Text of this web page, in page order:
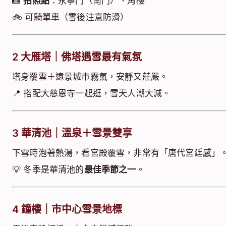
🚲 可騎單車（雪後注意防滑）
2 大雁塔｜佛塔遇雪最有氣氛
塔身覆雪＋遠景城市霧氣，安靜又莊嚴。
📍 搭配大慈恩寺一起逛，雪天人潮大減。
3 華清池｜溫泉＋雪景雙享
下雪時泡著熱湯，看宮殿覆雪，非常有「唐代宮廷感」
💡 冬季是華清池的最佳季節之一 。
4 鐘樓｜市中心雪景地標